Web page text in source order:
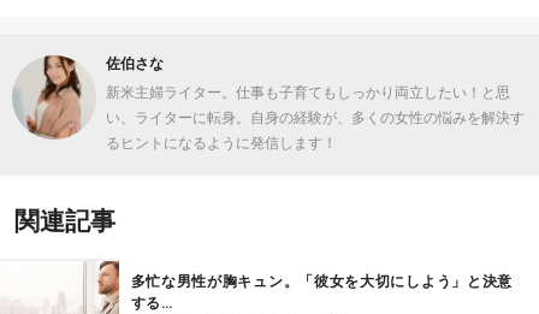
佐伯さな
新米主婦ライター。仕事も子育てもしっかり両立したい！と思
い、ライターに転身。自身の経験が、多くの女性の悩みを解決す
るヒントになるように発信します！
関連記事
多忙な男性が胸キュン。「彼女を大切にしよう」と決意
する…